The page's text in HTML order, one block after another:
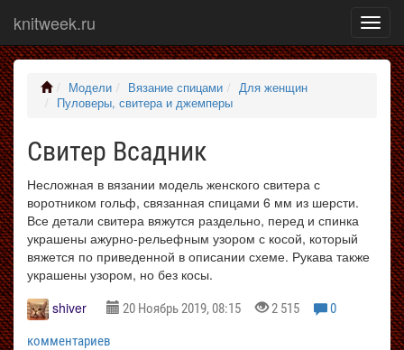
меню
knitweek.ru
Модели Вязание спицами
Для женщин
Пуловеры, свитера и джемперы
Свитер Всадник
Несложная в вязании модель женского свитера с
воротником гольф, связанная спицами 6 мм из шерсти.
Все детали свитера вяжутся раздельно, перед и спинка
украшены ажурно-рельефным узором с косой, который
вяжется по приведенной в описании схеме. Рукава также
украшены узором, но без косы.
shiver
20 Ноябрь 2019, 08:15 2 515
0
комментариев